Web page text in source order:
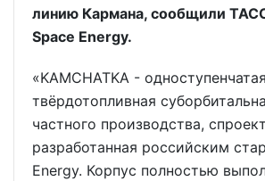
линию Кармана, сообщили
Space Energy.
«KAMCHATKA - одноступенчатая
твёрдотопливная
частного производства,
разработанная российским
Energy. Корпус полностью